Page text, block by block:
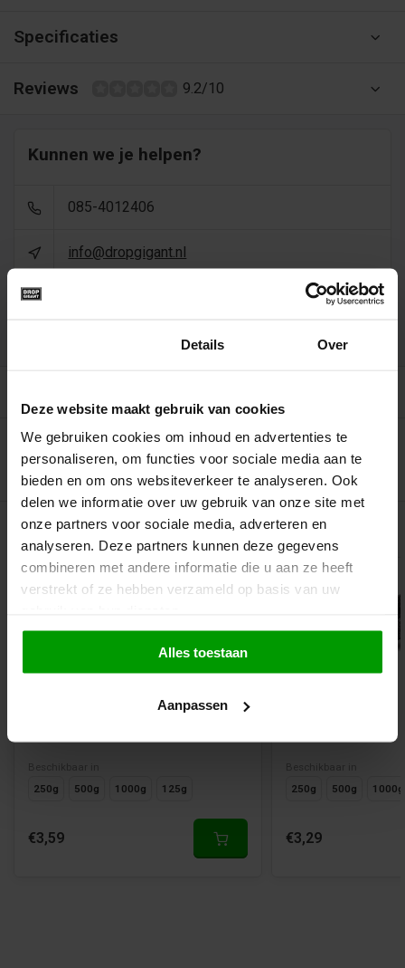
Details Over
Deze website maakt gebruik van cookies
We gebruiken cookies om inhoud en advertenties te
personaliseren, om functies voor sociale media aan te
bieden en om ons websiteverkeer te analyseren. Ook
delen we informatie over uw gebruik van onze site met
onze partners voor sociale media, adverteren en
analyseren. Deze partners kunnen deze gegevens
combineren met andere informatie die u aan ze heeft
verstrekt of ze hebben verzameld op basis van uw
Alles toestaan
Aanpassen
Specificaties
Reviews 9.2/10
Kunnen we je helpen?
085-4012406
info@dropgigant.nl
Gerelateerde producten
Suikervrij
Dropbolletjes van de Bron
Beschikbaar in
250g
500g 1000g 125g
€3,59
250g
500g 1000g
€3,29